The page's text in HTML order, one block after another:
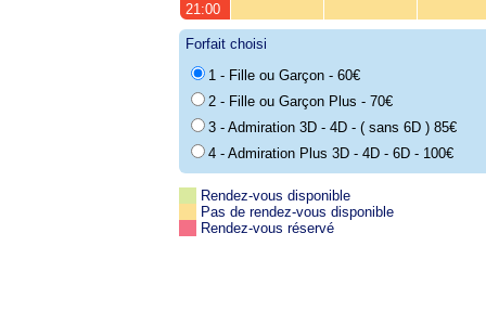
21:00
Forfait choisi
1 - Fille ou Garçon - 60€
2 - Fille ou Garçon Plus - 70€
3 - Admiration 3D - 4D - ( sans 6D ) 85€
4 - Admiration Plus 3D - 4D - 6D - 100€
Rendez-vous disponible
Pas de rendez-vous disponible
Rendez-vous réservé